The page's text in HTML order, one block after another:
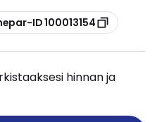
ID 100013154
hinnan ja